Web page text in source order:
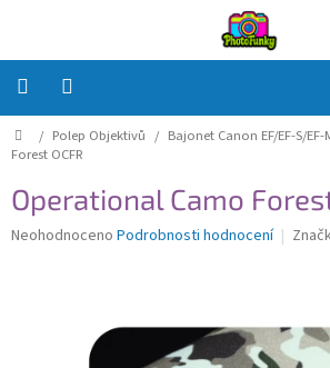
Polep
Těla
Polep
Objektivů
Domů
/ Polep Objektivů / Bajonet Canon EF/EF-S/EF-
Forest OCFR
Operational Camo
Průměrné
Neohodnoceno Podrobnosti hodnocení